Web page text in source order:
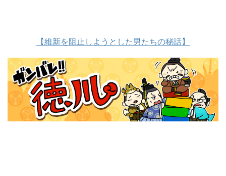
【維新を阻止しようとした男たちの秘話】